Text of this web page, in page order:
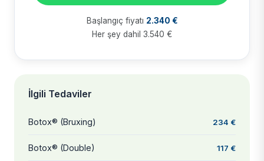
Başlangıç fiyatı 2.340 €
Her şey dahil 3.540 €
İlgili Tedaviler
Botox® (Bruxing) 234 €
Botox® (Double) 117 €